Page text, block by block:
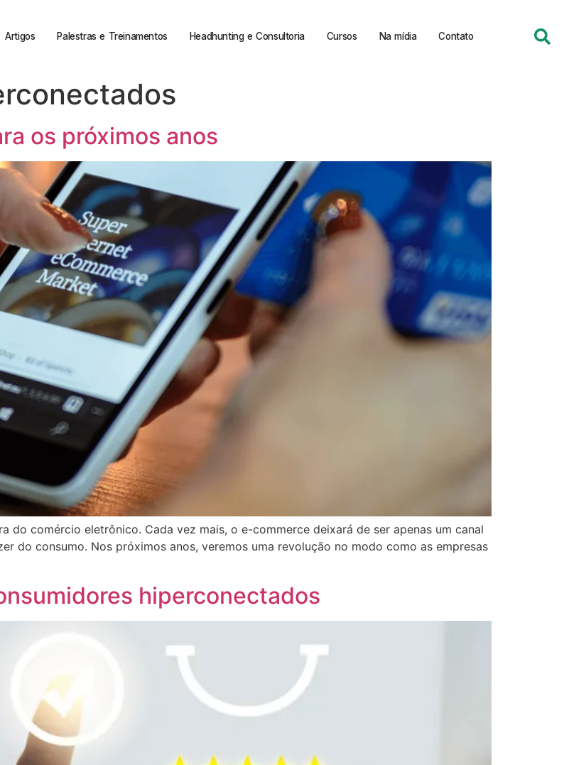
Artigos Palestras e Treinamentos Headhunting e Consultoria Cursos Na mídia Contato
os próximos anos
comércio eletrônico. Cada vez mais, o e-commerce deixará de ser apenas um canal
do consumo. Nos próximos anos, veremos uma revolução no modo como as empresas
hiperconectados